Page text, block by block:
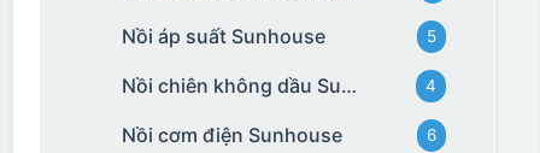
Nồi áp suất Sunhouse 5
Nồi chiên không dầu Sunhouse 4
Nồi cơm điện Sunhouse 6